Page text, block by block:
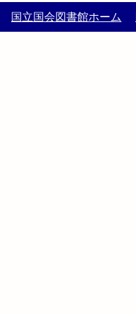
国立国会図書館ホーム